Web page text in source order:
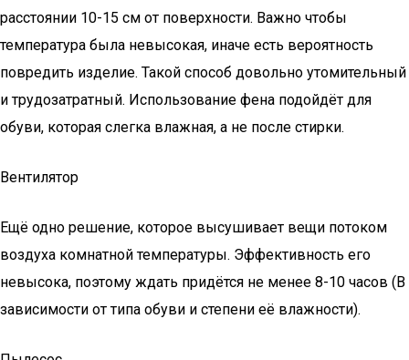
расстоянии 10-15 см от поверхности. Важно чтобы
температура была невысокая, иначе есть вероятность
повредить изделие. Такой способ довольно утомительный
и трудозатратный. Использование фена подойдёт для
обуви, которая слегка влажная, а не после стирки.
Вентилятор
Ещё одно решение, которое высушивает вещи потоком
воздуха комнатной температуры. Эффективность его
невысока, поэтому ждать придётся не менее 8-10 часов (В
зависимости от типа обуви и степени её влажности).